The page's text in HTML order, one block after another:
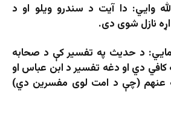
وایي: دا آیت د سندرو ویلو او د
نازل شوی دی.
د حديث په تفسير کې د صحابه
کافي دي او دغه تفسير د ابن عباس او
عنهم (چې د امت لوی مفسرین دي)